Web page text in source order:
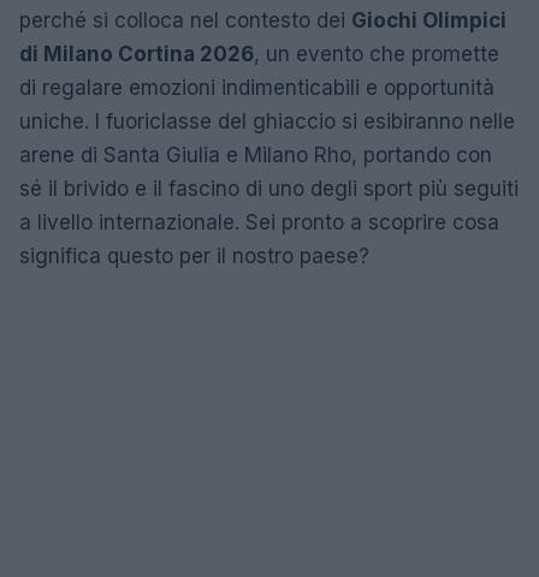
perché si colloca nel contesto dei Giochi Olimpici
di Milano Cortina 2026, un evento che promette
di regalare emozioni indimenticabili e opportunità
uniche. I fuoriclasse del ghiaccio si esibiranno nelle
arene di Santa Giulia e Milano Rho, portando con
sé il brivido e il fascino di uno degli sport più seguiti
a livello internazionale. Sei pronto a scoprire cosa
significa questo per il nostro paese?